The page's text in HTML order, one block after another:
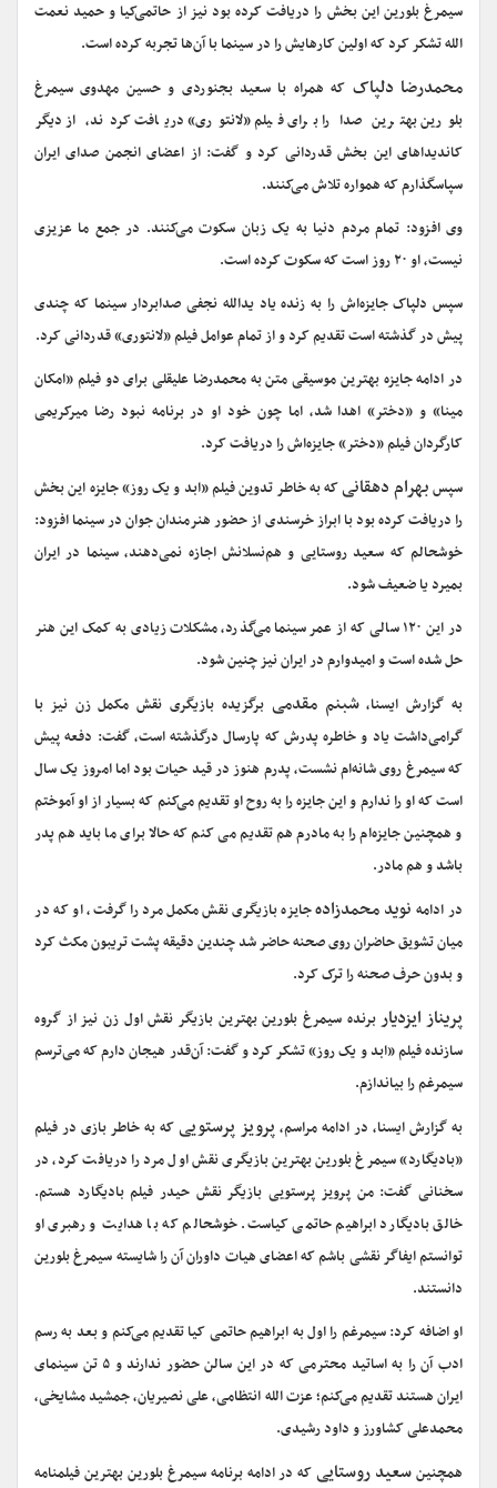
سیمرغ بلورین این بخش را دریافت کرده بود نیز از حاتمی‌کیا و حمید نعمت
الله تشکر کرد که اولین کارهایش را در سینما با آن‌ها تجربه کرده است.
محمدرضا دلپاک که همراه با سعید بجنوردی و حسین مهدوی سیمرغ
بلورین بهترین صدا را برای فیلم «لانتوری» دریافت کردند، از دیگر
کاندیداهای این بخش قدردانی کرد و گفت: از اعضای انجمن صدای ایران
سپاسگذارم که همواره تلاش می‌کنند.
وی افزود: تمام مردم دنیا به یک زبان سکوت می‌کنند. در جمع ما عزیزی
نیست، او ۲۰ روز است که سکوت کرده است.
سپس دلپاک جایزه‌اش را به زنده یاد یدالله نجفی صدابردار سینما که چندی
پیش در گذشته است تقدیم کرد و از تمام عوامل فیلم «لانتوری» قدردانی کرد.
در ادامه جایزه بهترین موسیقی متن به محمدرضا علیقلی برای دو فیلم «امکان
مینا» و «دختر» اهدا شد، اما چون خود او در برنامه نبود رضا میرکریمی
کارگردان فیلم «دختر» جایزه‌اش را دریافت کرد.
سپسبهرام دهقانیکه به خاطر تدوین فیلم «ابد و یک روز» جایزه این بخش
را دریافت کرده بود با ابراز خرسندی از حضور هنرمندان جوان در سینما افزود:
خوشحالم که سعید روستایی و هم‌نسلانش اجازه نمی‌دهند، سینما در ایران
بمیرد یا ضعیف شود.
در این ۱۲۰ سالی که از عمر سینما می‌گذرد، مشکلات زیادی به کمک این هنر
حل شده است و امیدوارم در ایران نیز چنین شود.
به گزارش ایسنا،‌شبنم مقدمی برگزیده بازیگری نقش مکمل زن نیز با
گرامی‌داشت یاد و خاطره پدرش که پارسال درگذشته است، گفت: دفعه پیش
که سیمرغ روی شانه‌ام نشست، پدرم هنوز در قید حیات بود اما امروز یک سال
است که او را ندارم و این جایزه را به روح او تقدیم می‌کنم که بسیار از او آموختم
و همچنین جایزه‌ام را به مادرم هم تقدیم می کنم که حالا برای ما باید هم پدر
باشد و هم مادر.
در ادامه نوید محمدزادهجایزه بازیگری نقش مکمل مرد را گرفت، او که در
میان تشویق حاضران روی صحنه حاضر شد چندین دقیقه پشت تریبون مکث کرد
و بدون حرف صحنه را ترک کرد.
پریناز ایزدیاربرنده سیمرغ بلورین بهترین بازیگر نقش اول زن نیز از گروه
سازنده فیلم «ابد و یک روز» تشکر کرد و گفت: آن‌قدر هیجان دارم که می‌ترسم
سیمرغم را بیاندازم.
به گزارش ایسنا، در ادامه مراسم،پرویز پرستوییکه به خاطر بازی در فیلم
«بادیگارد» سیمرغ بلورین بهترین بازیگری نقش اول مرد را دریافت کرد، در
سخنانی گفت: من پرویز پرستویی بازیگر نقش حیدر فیلم بادیگارد هستم.
خالق بادیگارد ابراهیم حاتمی کیاست. خوشحالم که با هدایت و رهبری او
توانستم ایفاگر نقشی باشم که اعضای هیات داوران آن را شایسته سیمرغ بلورین
دانستند.
او اضافه کرد: سیمرغم را اول به ابراهیم حاتمی کیا تقدیم می‌کنم و بعد به رسم
ادب آن را به اساتید محترمی که در این سالن حضور ندارند و ۵ تن سینمای
ایران هستند تقدیم می‌کنم؛ عزت الله انتظامی، علی نصیریان، جمشید مشایخی،
محمدعلی کشاورز و داود رشیدی.
همچنینسعید روستاییکه در ادامه برنامه سیمرغ بلورین بهترین فیلمنامه